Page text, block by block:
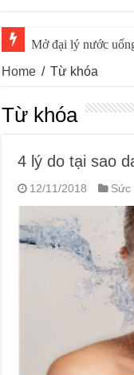
Mở đại lý nước
Home / Từ khóa
Từ khóa
4 lý do tại sao
12/11/2018 Sức